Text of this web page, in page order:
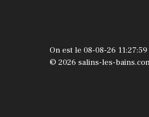
On est le 08-08-26 11:27:59
© 2026 salins-les-